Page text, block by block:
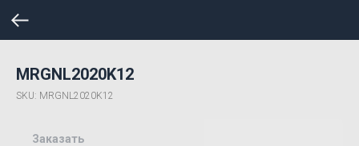
MRGNL2020K12
SKU: MRGNL2020K12
Заказать